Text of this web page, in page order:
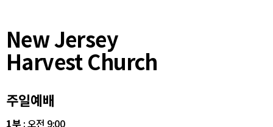
New Jersey
Harvest Church
주일예배
1부 : 오전 9:00